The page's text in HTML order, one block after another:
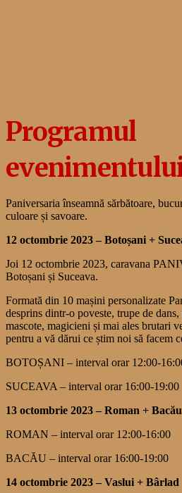
Programul
Paniversaria înseamnă sărbătoare,
culoare și savoare.
12 octombrie 2023 – Botoșani +
Joi 12 octombrie 2023, caravana
Botoșani și Suceava.
Formată din 10 mașini personalizate
desprins dintr-o poveste, trupe de
mascote, magicieni și mai ales brutari
pentru a vă dărui ce știm noi să facem
BOTOȘANI – interval orar 12:00-
SUCEAVA – interval orar 16:00-19:00
13 octombrie 2023 – Roman + Bacău
ROMAN – interval orar 12:00-16:00
BACĂU – interval orar 16:00-19:00
14 octombrie 2023 – Vaslui + Bârlad